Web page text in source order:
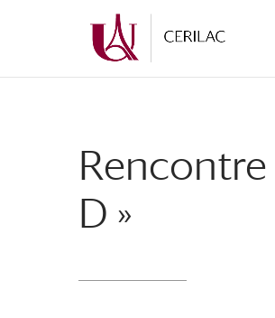
Rencontre
D »